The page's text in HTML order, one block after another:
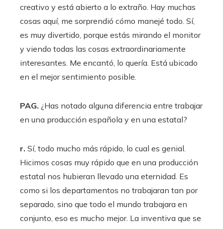
creativo y está abierto a lo extraño. Hay muchas
cosas aquí, me sorprendió cómo manejé todo. Sí,
es muy divertido, porque estás mirando el monitor
y viendo todas las cosas extraordinariamente
interesantes. Me encantó, lo quería. Está ubicado
en el mejor sentimiento posible.
PAG. ¿Has notado alguna diferencia entre trabajar
en una producción española y en una estatal?
r. Sí, todo mucho más rápido, lo cual es genial.
Hicimos cosas muy rápido que en una producción
estatal nos hubieran llevado una eternidad. Es
como si los departamentos no trabajaran tan por
separado, sino que todo el mundo trabajara en
conjunto, eso es mucho mejor. La inventiva que se